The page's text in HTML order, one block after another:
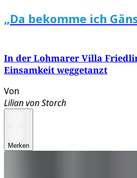
„Da bekomme ich
In der Lohmarer Villa
Einsamkeit weggetanzt
Von
Lilian von Storch
Merken